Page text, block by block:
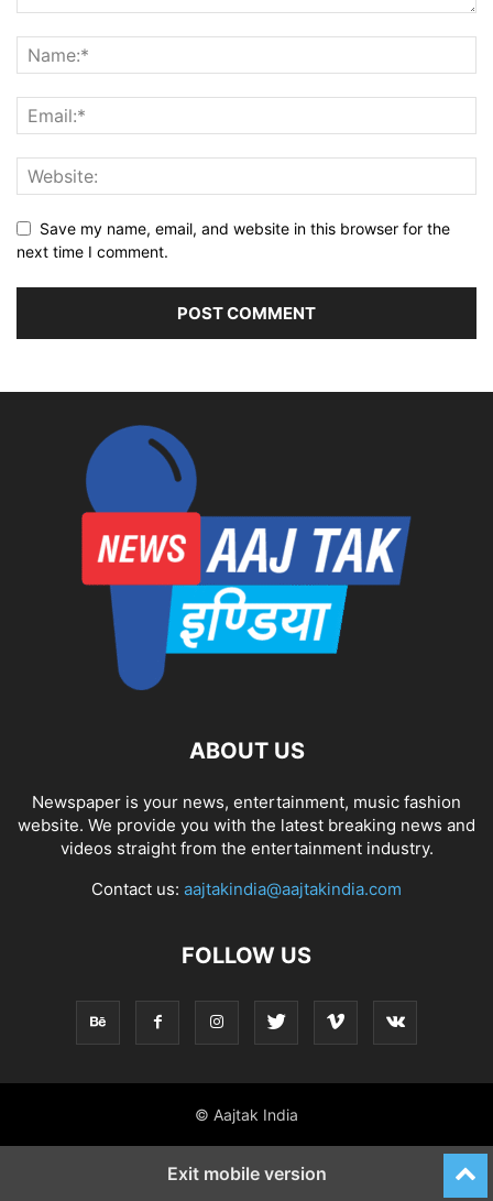
Save my name, email, and website in this browser for the
next time I comment.
ABOUT US
Newspaper is your news, entertainment, music fashion
website. We provide you with the latest breaking news and
videos straight from the entertainment industry.
Contact us: aajtakindia@aajtakindia.com
FOLLOW US
© Aajtak India
Exit mobile version